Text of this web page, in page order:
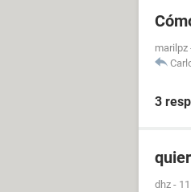
marilpz
3
dhz -